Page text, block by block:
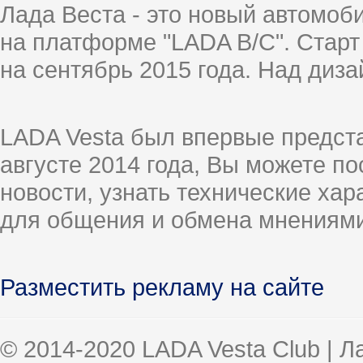
Лада Веста - это новый
на платформе "LADA B/C".
на сентябрь 2015 года. Над
LADA Vesta был впервые
августе 2014 года, Вы можете
новости, узнать технические
для общения и обмена
Разместить рекламу на сайте
© 2014-2020 LADA Vesta Club |